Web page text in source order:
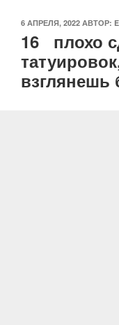
ОПУБЛИКОВАНО
6 АПРЕЛЯ, 2022 АВТОР:
16 плохо
взглянешь